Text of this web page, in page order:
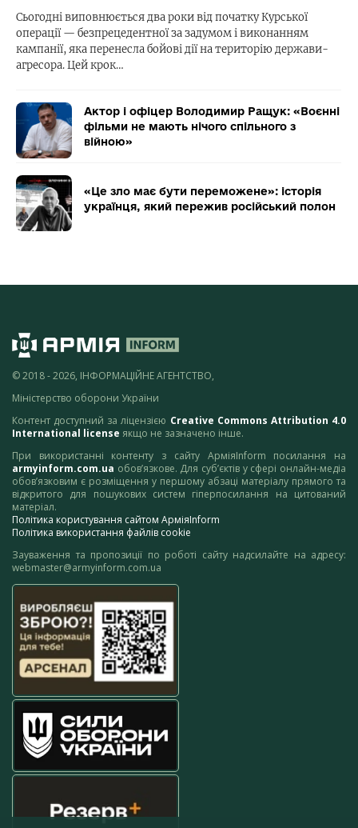
Сьогодні виповнюється два роки від початку Курської
операції — безпрецедентної за задумом і виконанням
кампанії, яка перенесла бойові дії на територію держави-
агресора. Цей крок…
Актор і офіцер Володимир Ращук: «Воєнні
фільми не мають нічого спільного з
війною»
«Це зло має бути переможене»: історія
українця, який пережив російський полон
© 2018 - 2026, ІНФОРМАЦІЙНЕ АГЕНТСТВО,
Міністерство оборони України
Контент доступний за ліцензією Creative Commons Attribution 4.0
International license якщо не зазначено інше.
При використанні контенту з сайту АрміяInform посилання на
armyinform.com.ua обов’язкове. Для суб’єктів у сфері онлайн-медіа
обов’язковим є розміщення у першому абзаці матеріалу прямого та
відкритого для пошукових систем гіперпосилання на цитований
матеріал.
Політика користування сайтом АрміяInform
Політика використання файлів cookie
Зауваження та пропозиції по роботі сайту надсилайте на адресу:
webmaster@armyinform.com.ua